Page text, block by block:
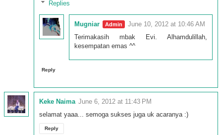
Replies
Mugniar
June 10, 2012 at 10:46 AM
Terimakasih mbak Evi. Alhamdulillah,
kesempatan emas ^^
Reply
Keke Naima June 6, 2012 at 11:43 PM
selamat yaaa... semoga sukses juga uk acaranya :)
Reply